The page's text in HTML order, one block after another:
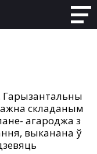
складаным
агароджа з
выканана ў